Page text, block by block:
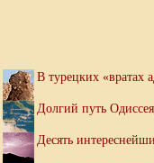
В турецких «вратах
Долгий путь
Десять